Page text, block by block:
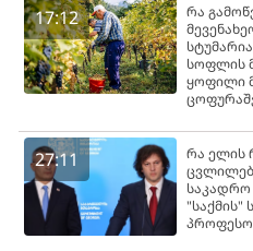
17:12
რა
სოფლის
ყოფილი
27:11
რა ელის
საკადრო
"საქმის"